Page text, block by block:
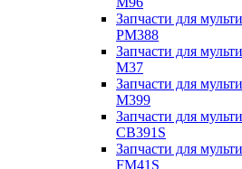
Запчасти для
PM388
Запчасти для
M37
Запчасти для
M399
Запчасти для
CB391S
Запчасти для
FM41S